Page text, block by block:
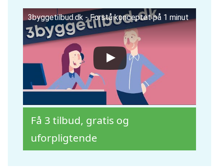
3byggetilbud.dk - Forstå konceptet på 1 minut
Få 3 tilbud, gratis og
uforpligtende